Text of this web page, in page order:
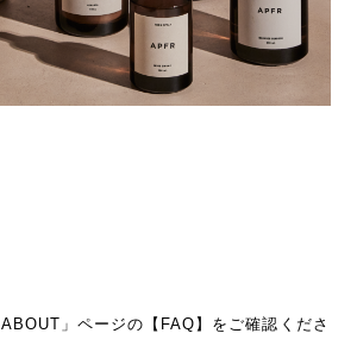
」ページの【FAQ】をご確認くださ